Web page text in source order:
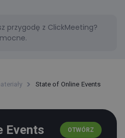
przygodę z ClickMeeting?
State of Online Events
Events OTWÓRZ